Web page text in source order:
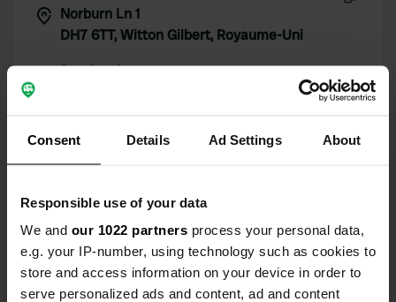
Consent Details Ad Settings About
Responsible use of your data
We and our 1022 partners process your personal data,
e.g. your IP-number, using technology such as cookies to
store and access information on your device in order to
serve personalized ads and content, ad and content
Norburn Ln 1
DH7 6TT, Witton Gilbert, Royaume-Uni
Coordonnées
Copie
Code du site
Passer àPRO+
pour toutes les coordonnées PRO+
Carte